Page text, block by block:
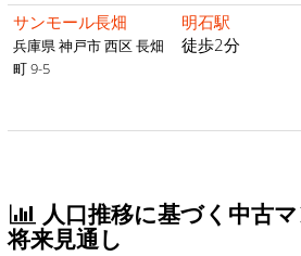
サンモール長畑
兵庫県 神戸市 西区 長畑
町 9-5
明石駅
徒歩2分
人口推移に基づく中古
将来見通し